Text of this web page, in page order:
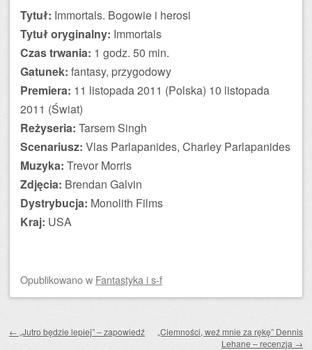
Tytuł: Immortals. Bogowie i herosi
Tytuł oryginalny: Immortals
Czas trwania: 1 godz. 50 min.
Gatunek: fantasy, przygodowy
Premiera: 11 listopada 2011 (Polska) 10 listopada
2011 (Świat)
Reżyseria: Tarsem Singh
Scenariusz: Vlas Parlapanides, Charley Parlapanides
Muzyka: Trevor Morris
Zdjęcia: Brendan Galvin
Dystrybucja: Monolith Films
Kraj: USA
Opublikowanow Fantastyka i s-f
← „Jutro będzie lepiej” – zapowiedź
„Ciemności, weź mnie za rękę” Dennis
Lehane – recenzja →